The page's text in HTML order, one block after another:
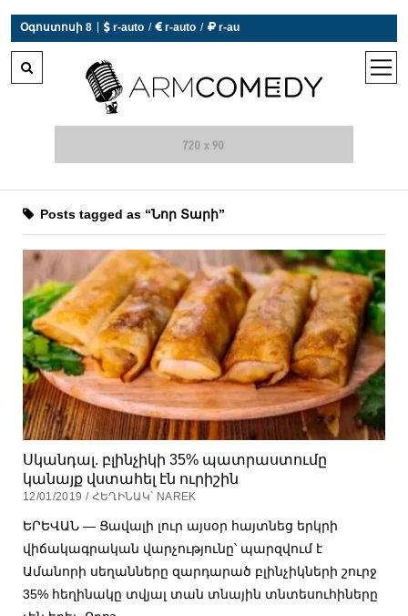
Օգոստոսի 8
 r-auto /  r-auto /  r-au
0°C  Եղանակն այսօր չի աշխատում
open
Posts tagged as “Նոր Տարի”
Սկանդալ. բլինչիկի 35% պատրաստումը
կանայք վստահել էն ուրիշին
12/01/2019 / ՀԵՂԻՆԱԿ՝ NAREK
ԵՐԵՎԱՆ — Ցավալի լուր այսօր հայտնեց երկրի
վիճակագրական վարչությունը՝ պարզվում է
Ամանորի սեղանները զարդարած բլինչիկների շուրջ
35% հեղինակը տվյալ տան տնային տնտեսուհիները